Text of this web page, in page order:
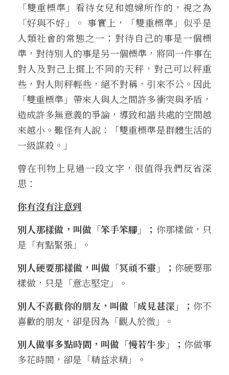
「雙重標準」看待女兒和媳婦所作的，視之為
「好與不好」。 事實上，「雙重標準」似乎是
人類社會的常態之一；對待自己的事是一個標
準，對待別人的事是另一個標準，將同一件事在
對人及對己上擺上不同的天秤，對己可以秤重
些，對人則秤輕些，絕不對稱，引來不公。因此
「雙重標準」帶來人與人之間許多衝突與矛盾，
造成許多無意義的爭論，導致和諧共處的空間越
來越小。難怪有人說：「雙重標準是群體生活的
一級謀殺。」
曾在刊物上見過一段文字，很值得我們反省深
思：
你有沒有注意到
別人那樣做，叫做「笨手笨腳」； 你那樣做，只
是「有點緊張」。
別人硬要那樣做，叫做「冥頑不靈」； 你硬要那
樣做，只是「意志堅定」。
別人不喜歡你的朋友，叫做「成見甚深」
； 你不
喜歡的朋友，卻是因為「觀人於微」。
別人做事多點時間，叫做「慢若牛步」； 你做事
多花時間，卻是「精益求精」。